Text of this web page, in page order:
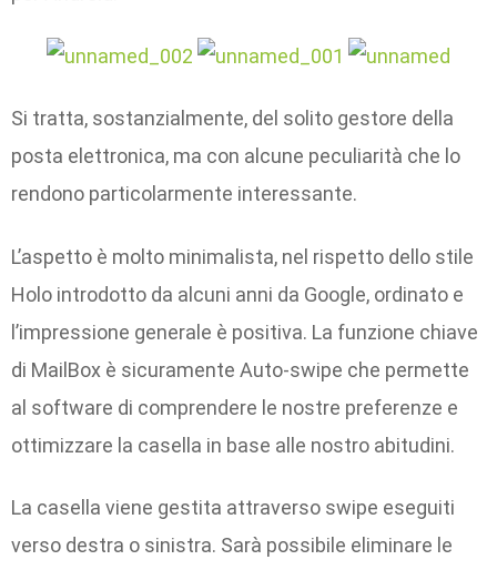
Si tratta, sostanzialmente, del solito gestore della
posta elettronica, ma con alcune peculiarità che lo
rendono particolarmente interessante.
L’aspetto è molto minimalista, nel rispetto dello stile
Holo introdotto da alcuni anni da Google, ordinato e
l’impressione generale è positiva. La funzione chiave
di MailBox è sicuramente Auto-swipe che permette
al software di comprendere le nostre preferenze e
ottimizzare la casella in base alle nostro abitudini.
La casella viene gestita attraverso swipe eseguiti
verso destra o sinistra. Sarà possibile eliminare le